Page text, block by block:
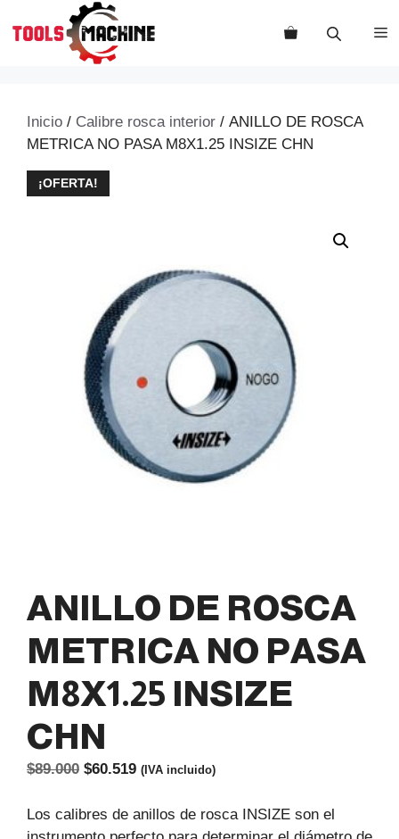
Inicio / Calibre rosca interior / ANILLO DE ROSCA
METRICA NO PASA M8X1.25 INSIZE CHN
¡OFERTA!
ANILLO DE ROSCA
METRICA NO PASA
M8X1.25 INSIZE
CHN
$89.000 El
original
era:
$60.519El
actual
es:
(IVA incluido)
Los calibres de anillos de rosca INSIZE son el